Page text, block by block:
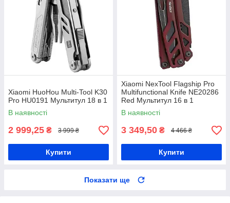
Xiaomi HuoHou Multi-Tool K30
Pro HU0191 Мультитул 18 в 1
В наявності
2 999,25 ₴ 3 999 ₴
Купити
Xiaomi NexTool Flagship Pro
Multifunctional Knife NE20286
Red Мультитул 16 в 1
В наявності
3 349,50 ₴ 4 466 ₴
Купити
Показати ще